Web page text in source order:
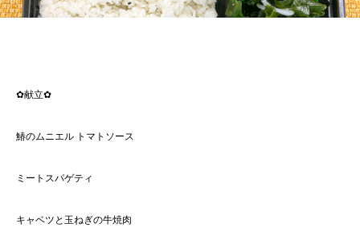
‪✿献立‪✿
鰆のムニエル トマトソース
ミートスパゲティ
キャベツと玉ねぎの牛焼肉